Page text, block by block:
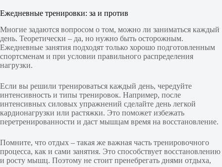
Ежедневные тренировки: за и против
Многие задаются вопросом о том, можно ли заниматься каждый
день. Теоретически – да, но нужно быть осторожным.
Ежедневные занятия подходят только хорошо подготовленным
спортсменам и при условии правильного распределения
нагрузки.
Если вы решили тренироваться каждый день, чередуйте
интенсивность и типы тренировок. Например, после
интенсивных силовых упражнений сделайте день легкой
кардионагрузки или растяжки. Это поможет избежать
перетренированности и даст мышцам время на восстановление.
Помните, что отдых – такая же важная часть тренировочного
процесса, как и сами занятия. Это способствует восстановлению
и росту мышц. Поэтому не стоит пренебрегать днями отдыха,